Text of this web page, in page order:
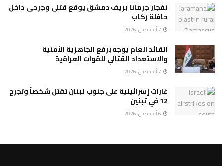
نفجار جرمانا بريف دمشق يوقع قتلى وجرحى داخل
حافلة ركاب
القائد العام يوجه برفع الجاهزية الأمنية
والاستعداد القتالي للقوات العراقية
غارات إسرائيلية على جنوب لبنان تقتل شخصاً وتجرح
12 في تبنين